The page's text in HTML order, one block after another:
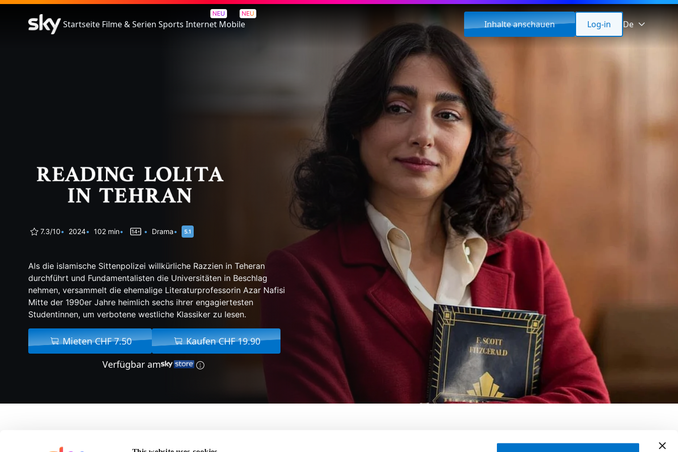
Startseite Filme & Serien Sports
NEU
Internet
NEU
Mobile Inhalte anschauen Log-in De
Reading Lolita In Tehran
7.3/10 2024 102 min Drama
Als die islamische Sittenpolizei willkürliche Razzien in Teheran
durchführt und Fundamentalisten die Universitäten in Beschlag
nehmen, versammelt die ehemalige Literaturprofessorin Azar Nafisi
Mitte der 1990er Jahre heimlich sechs ihrer engagiertesten
Studentinnen, um verbotene westliche Klassiker zu lesen.
Mieten CHF 7.50
Kaufen CHF 19.90
Verfügbar am